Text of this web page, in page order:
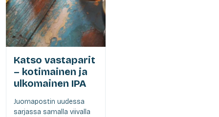
Katso vastaparit
– kotimainen ja
ulkomainen IPA
Juomapostin uudessa
sarjassa samalla viivalla